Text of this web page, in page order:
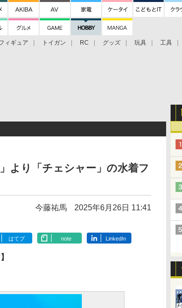
ィギュア トイガン RC グッズ 玩具 工具
より「チェシャー」の水着フ
今藤祐馬 2025年6月26日 11:41
はてブ note LinkedIn